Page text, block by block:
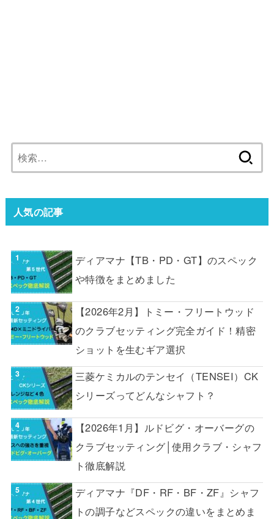
索:
人気の記事
ディアマナ【TB・PD・GT】のスペック
や特徴をまとめました
【2026年2月】トミー・フリートウッド
のクラブセッティング完全ガイド！精密
ショットを生むギア選択
三菱ケミカルのテンセイ（TENSEI）CK
シリーズってどんなシャフト？
【2026年1月】ルドビグ・オーバーグの
クラブセッティング│使用クラブ・シャフ
ト徹底解説
ディアマナ『DF・RF・BF・ZF』シャフ
トの調子などスペックの違いをまとめま